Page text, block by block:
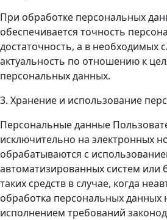
При обработке персональных
обеспечивается точность
достаточность, а в необходимых
актуальность по отношению к
персональных данных.
3. Хранение и использование
Персональные данные
исключительно на электронных
обрабатываются с
автоматизированных систем или
таких средств в случае, когда
обработка персональных данных
исполнением требований